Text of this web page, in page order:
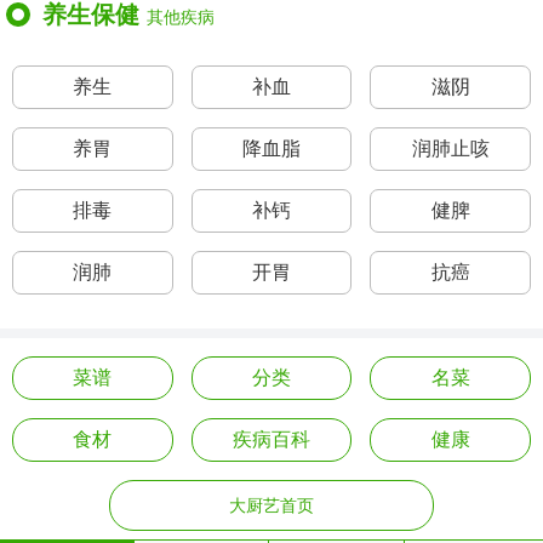
养生保健 其他疾病
养生 补血 滋阴
养胃 降血脂 润肺止咳
排毒 补钙 健脾
润肺 开胃 抗癌
菜谱 分类 名菜
食材 疾病百科 健康
大厨艺首页